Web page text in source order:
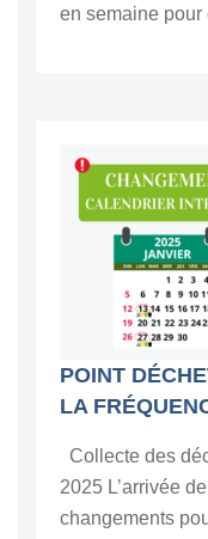
en semaine pour
POINT
LA
Collecte des
2025 L’arrivée
changements